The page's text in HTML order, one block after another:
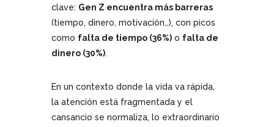
clave: Gen Z encuentra más barreras
(tiempo, dinero, motivación…), con picos
como falta de tiempo (36%) o falta de
dinero (30%).
En un contexto donde la vida va rápida,
la atención está fragmentada y el
cansancio se normaliza, lo extraordinario